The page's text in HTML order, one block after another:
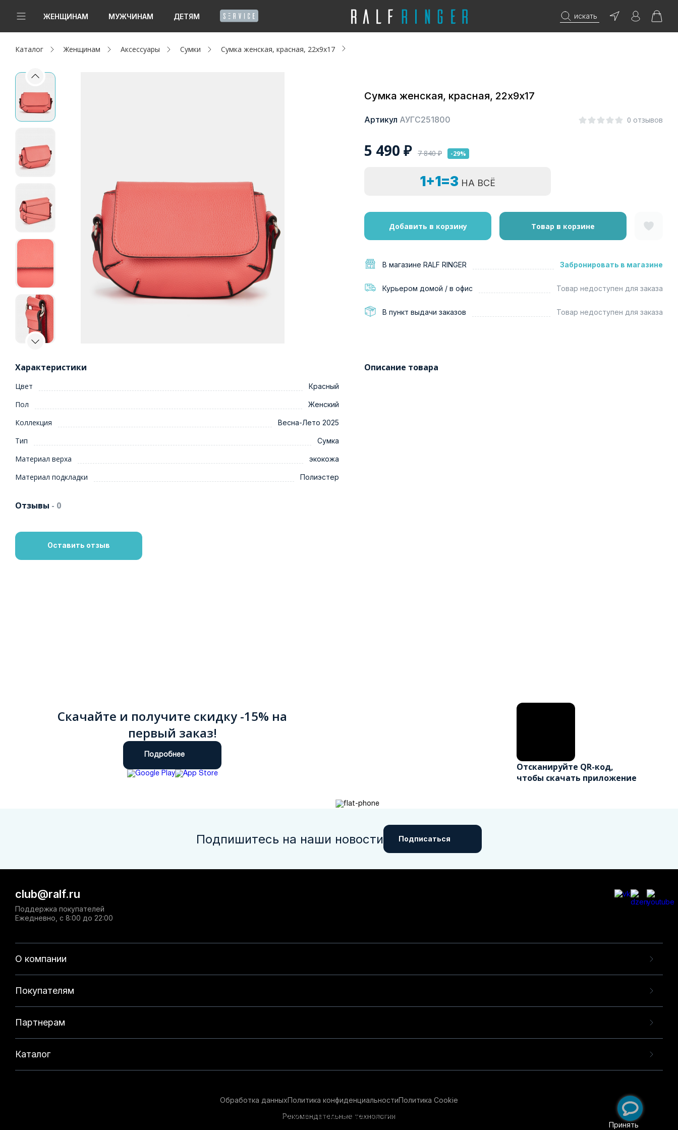
ЖЕНЩИНАМ МУЖЧИНАМ ДЕТЯМ искать
Новинки
Женщинам
Мужчинам
Капсула
Акции / Новости
Адреса магазинов
Каталог Женщинам Аксессуары Сумки Сумка женская, красная, 22х9х17
Сумка женская, красная, 22х9х17
Артикул АУГС251800 0 отзывов
5 490 ₽ 7 840₽ -29%
1+1=3 НА ВСЁ
Добавить в корзину Товар в корзине
В магазине RALF RINGER Забронировать в магазине
Курьером домой / в офис Товар недоступен для заказа
В пункт выдачи заказов Товар недоступен для заказа
Характеристики
Цвет Красный
Пол Женский
Коллекция Весна-Лето 2025
Тип Сумка
Материал верха экокожа
Материал подкладки Полиэстер
Описание товара
Отзывы - 0
Оставить отзыв
Скачайте и получите скидку -15% на
первый заказ!
Подробнее
Отсканируйте QR-код,
чтобы скачать приложение
Подпишитесь на наши новости Подписаться
О компании
Покупателям
Партнерам
Каталог
club@ralf.ru
Поддержка покупателей
Ежедневно, с 8:00 до 22:00
Обработка данныхПолитика конфиденциальностиПолитика Cookie
Рекомендательные технологии
Данный веб-сайт использует cookie-файлы и рекомендательные технологии в целях предоставления вам лучшего пользовательского опыта
Принять